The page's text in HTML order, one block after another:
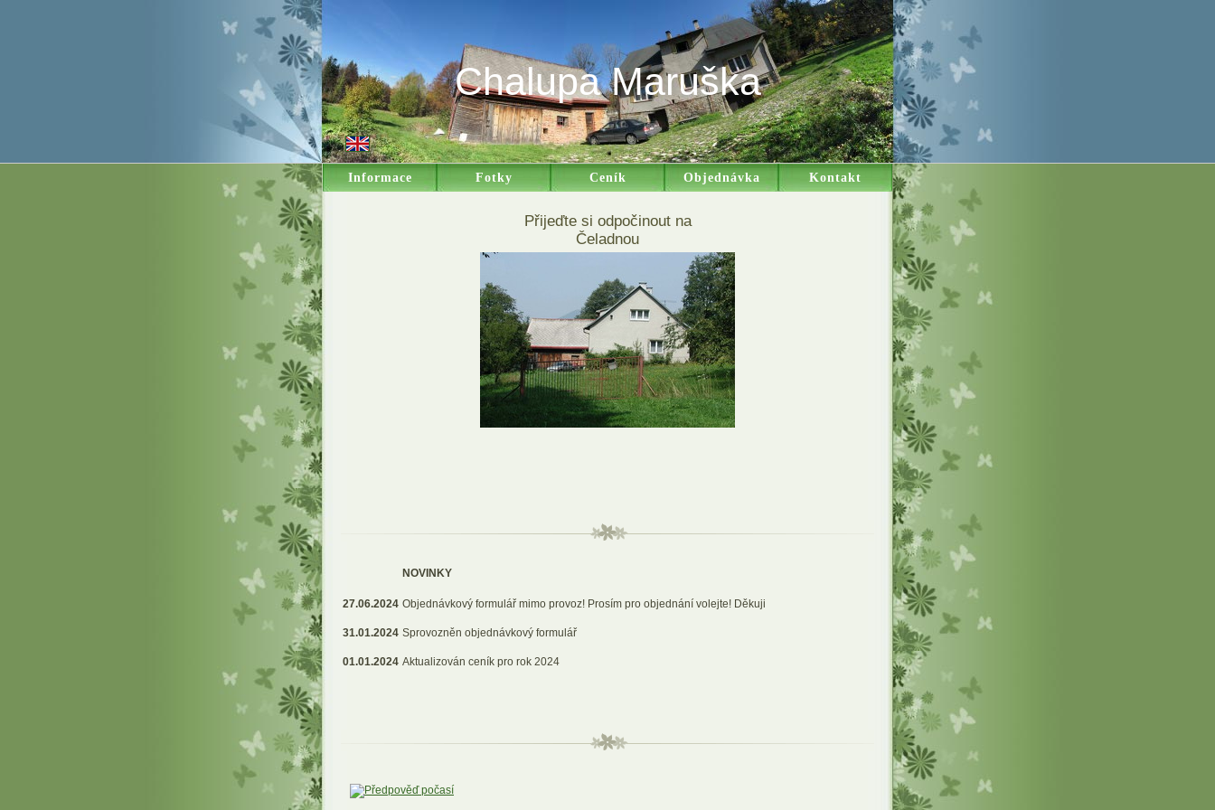
Chalupa Maruška
Informace Fotky Ceník Objednávka Kontakt
Přijeďte si odpočinout na
Čeladnou
NOVINKY
27.06.2024 Objednávkový formulář mimo provoz! Prosím pro objednání volejte! Děkuji
31.01.2024 Sprovozněn objednávkový formulář
01.01.2024 Aktualizován ceník pro rok 2024